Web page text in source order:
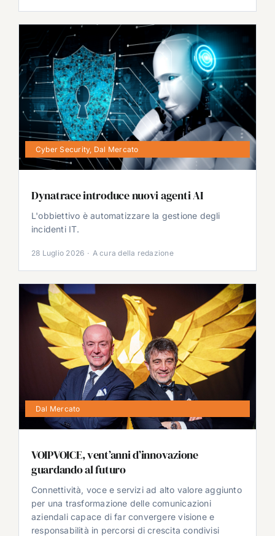
Cyber Security, Dal Mercato
Dynatrace introduce nuovi agenti AI
L'obbiettivo è automatizzare la gestione degli
incidenti IT.
28 Luglio 2026 · A cura della redazione
Dal Mercato
VOIPVOICE, vent’anni d’innovazione
guardando al futuro
Connettività, voce e servizi ad alto valore aggiunto
per una trasformazione delle comunicazioni
aziendali capace di far convergere visione e
responsabilità in percorsi di crescita condivisi